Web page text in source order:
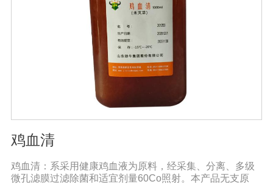
鸡血清
鸡血清：系采用健康鸡血液为原料，经采集、分离、多级
微孔滤膜过滤除菌和适宜剂量60Co照射。本产品无支原